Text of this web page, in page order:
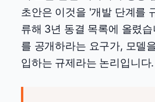
초안은 이것을 '개발 단계를
류해 3년 동결 목록에 올렸
를 공개하라는 요구가, 모델
입하는 규제라는 논리입니다.